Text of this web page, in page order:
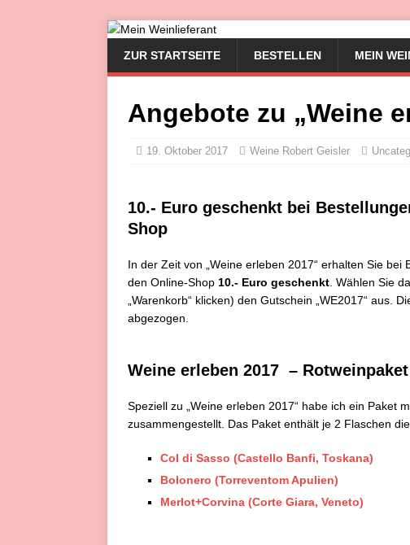
ZUR STARTSEITE BESTELLEN MEIN
Angebote zu „Weine
19. Oktober 2017 Weine Robert Geisler
10.- Euro geschenkt bei
Shop
In der Zeit von „Weine erleben 2017“ erhalten Sie
den Online-Shop 10.- Euro geschenkt . Wählen Sie
„Warenkorb“ klicken) den Gutschein „WE2017“ aus.
abgezogen.
Weine erleben 2017 – Rotweinpaket
Speziell zu „Weine erleben 2017“ habe ich ein Paket
zusammengestellt. Das Paket enthält je 2 Flaschen
Col di Sasso (Castello Banfi, Toskana)
Bolonero (Torreventom Apulien)
Merlot+Corvina (Corte Giara, Veneto)